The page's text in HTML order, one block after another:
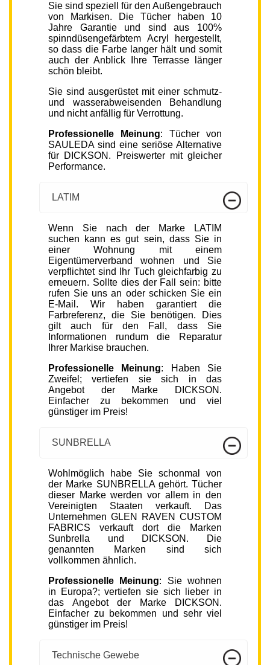
Sie sind speziell für den Außengebrauch
von Markisen. Die Tücher haben 10
Jahre Garantie und sind aus 100%
spinndüsengefärbtem Acryl hergestellt,
so dass die Farbe langer hält und somit
auch der Anblick Ihre Terrasse länger
schön bleibt.
Sie sind ausgerüstet mit einer schmutz-
und wasserabweisenden Behandlung
und nicht anfällig für Verrottung.
Professionelle Meinung: Tücher von
SAULEDA sind eine seriöse Alternative
für DICKSON. Preiswerter mit gleicher
Performance.
LATIM
Wenn Sie nach der Marke LATIM
suchen kann es gut sein, dass Sie in
einer Wohnung mit einem
Eigentümerverband wohnen und Sie
verpflichtet sind Ihr Tuch gleichfarbig zu
erneuern. Sollte dies der Fall sein: bitte
rufen Sie uns an oder schicken Sie ein
E-Mail. Wir haben garantiert die
Farbreferenz, die Sie benötigen. Dies
gilt auch für den Fall, dass Sie
Informationen rundum die Reparatur
Ihrer Markise brauchen.
Professionelle Meinung: Haben Sie
Zweifel; vertiefen sie sich in das
Angebot der Marke DICKSON.
Einfacher zu bekommen und viel
günstiger im Preis!
SUNBRELLA
Wohlmöglich habe Sie schonmal von
der Marke SUNBRELLA gehört. Tücher
dieser Marke werden vor allem in den
Vereinigten Staaten verkauft. Das
Unternehmen GLEN RAVEN CUSTOM
FABRICS verkauft dort die Marken
Sunbrella und DICKSON. Die
genannten Marken sind sich
vollkommen ähnlich.
Professionelle Meinung: Sie wohnen
in Europa?; vertiefen sie sich lieber in
das Angebot der Marke DICKSON.
Einfacher zu bekommen und sehr viel
günstiger im Preis!
Technische Gewebe